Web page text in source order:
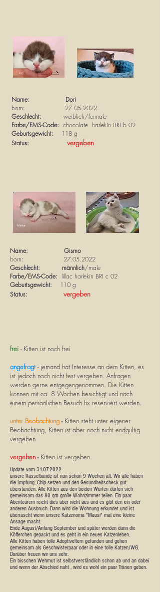
Name: Dori
born: 27.05.2022
Geschlecht: weiblich/fermale
Farbe/EMS-Code: chocolate harlekin BRI b 02
Geburtsgewicht: 118 g
Status:
vergeben
Name: Gismo
born: 27.05.2022
Geschlecht: männlich/male
Farbe/EMS-Code: lillac harlekin BRI c 02
Geburtsgewicht: 110 g
Status:
vergeben
frei - Kitten ist noch frei
angefragt- jemand hat Interesse an dem Kitten, es
ist jedoch noch nicht fest vergeben. Anfragen
werden gerne entgegengenommen. Die Kitten
können mit ca. 8 Wochen besichtigt und nach
einem persönlichen Besuch fix reserviert werden.
unter Beobachtung - Kitten steht unter eigener
Beobachtung, Kitten ist aber noch nicht endgültig
vergeben
vergeben - Kitten ist vergeben
Update vom 31.07.2022
unsere Rasselbande ist nun schon 9 Wochen alt. Wir alle haben
die Impfung, Chip setzen und den Gesundheitscheck gut
überstanden. Alle Kitten aus den beiden Würfen dürfen sich
gemeinsam das 80 qm große Wohnzimmer teilen. Ein paar
Abenteurern reicht dies aber nicht aus und es gibt den ein oder
anderen Ausbruch. Dann wird die Wohnung erkundet und ist
überrascht wenn unsere Katzenoma "Mausi" mal eine kleine
Ansage macht.
Ende August/Anfang September und später werden dann die
Köfferchen gepackt und es geht in ein neues Katzenleben.
Alle Kitten haben tolle Adoptiveltern gefunden und gehen
gemeinsam als Geschwisterpaar oder in eine tolle Katzen/WG.
Darüber freuen wir uns sehr.
Ein bisschen Wehmut ist selbstverständlich schon ab und an dabei
und wenn der Abschied naht , wird es wohl ein paar Tränen geben.